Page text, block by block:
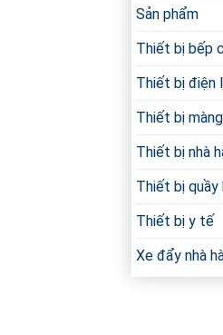
Sản phẩm
Thiết bị bếp
Thiết bị điện
Thiết bị
Thiết bị nhà
Thiết bị quầy
Thiết bị y tế
Xe đẩy nhà